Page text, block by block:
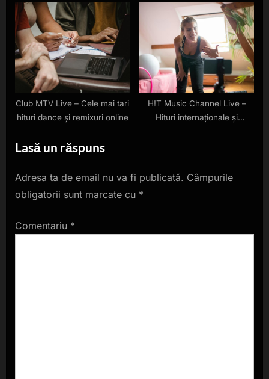
internațională, live gratuit
Club MTV Live – Cele mai tari
hituri dance și remixuri online
H!T Music Channel Live –
Hituri internaționale și
Lasă un răspuns
Adresa ta de email nu va fi publicată. Câmpurile
obligatorii sunt marcate cu *
Comentariu *